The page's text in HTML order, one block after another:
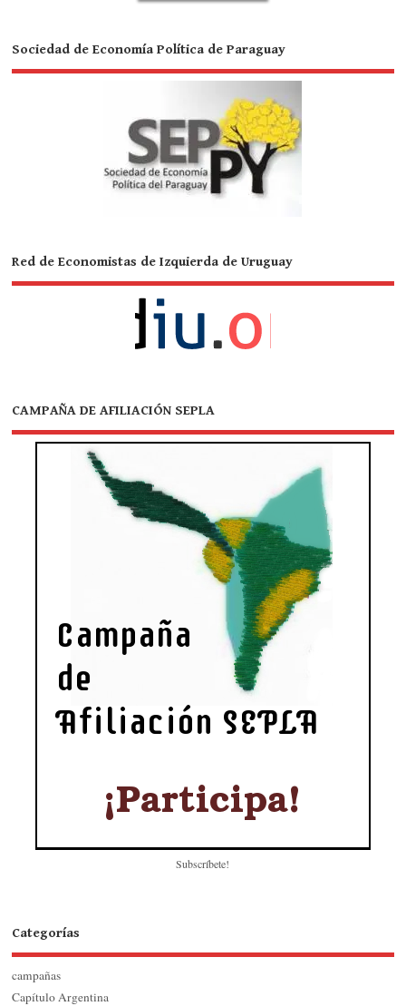
Sociedad de Economía Política de Paraguay
Red de Economistas de Izquierda de Uruguay
CAMPAÑA DE AFILIACIÓN SEPLA
Subscríbete!
Categorías
campañas
Capítulo Argentina